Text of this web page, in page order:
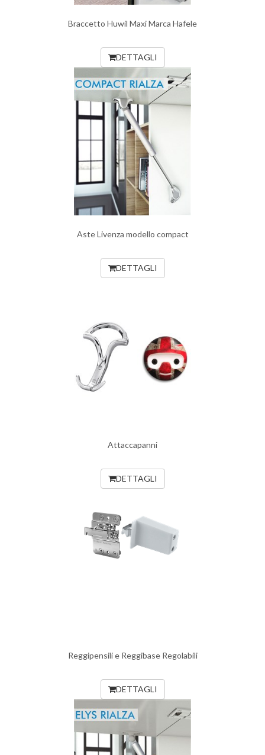
Braccetto Huwil Maxi Marca Hafele
DETTAGLI
Aste Livenza modello compact
DETTAGLI
Attaccapanni
DETTAGLI
Reggipensili e Reggibase Regolabili
DETTAGLI